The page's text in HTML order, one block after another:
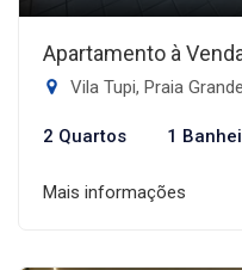
Apartamento à
Vila Tupi, Praia
2 Quartos 1
Mais informações